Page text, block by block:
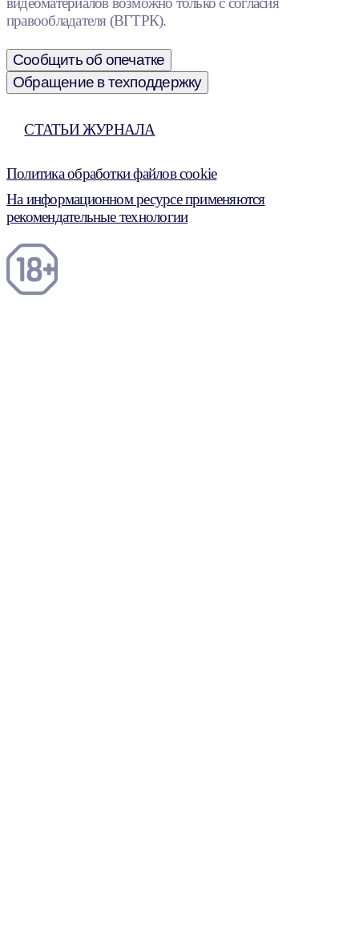
правообладателя (ВГТРК).
Сообщить об опечатке
Обращение в техподдержку
СТАТЬИ ЖУРНАЛА
Политика обработки файлов cookie
На информационном ресурсе применяются
рекомендательные технологии